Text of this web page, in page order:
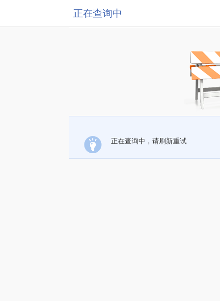
正在查询中
正在查询中，请刷新重试